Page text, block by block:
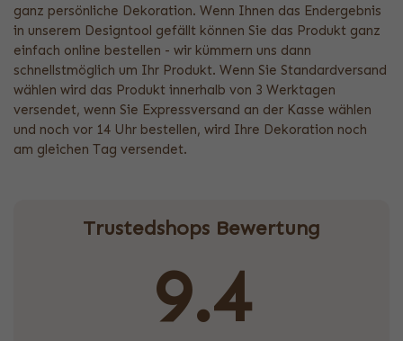
ganz persönliche Dekoration. Wenn Ihnen das Endergebnis
in unserem Designtool gefällt können Sie das Produkt ganz
einfach online bestellen - wir kümmern uns dann
schnellstmöglich um Ihr Produkt. Wenn Sie Standardversand
wählen wird das Produkt innerhalb von 3 Werktagen
versendet, wenn Sie Expressversand an der Kasse wählen
und noch vor 14 Uhr bestellen, wird Ihre Dekoration noch
am gleichen Tag versendet.
Trustedshops Bewertung
9.4